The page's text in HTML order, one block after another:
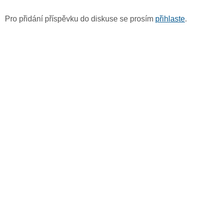
Pro přidání příspěvku do diskuse se prosím přihlaste.